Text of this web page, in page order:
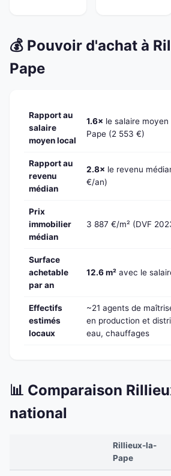
💰 Pouvoir d'achat à
Pape
Rapport au
salaire
moyen local
1.6× le salaire
Pape (2 553 €)
Rapport au
revenu
médian
2.8× le revenu
€/an)
Prix
immobilier
médian
3 887 €/m² (DVF
Surface
achetable
par an
12.6 m² avec le
Effectifs
estimés
locaux
~21 agents de
en production et
eau, chauffages
📊 Comparaison
national
Rillieux-la-
Pape